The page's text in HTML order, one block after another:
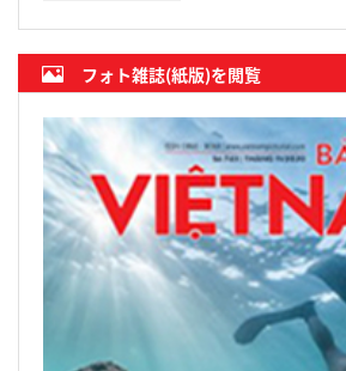
フォト雑誌(紙版)を閲覧